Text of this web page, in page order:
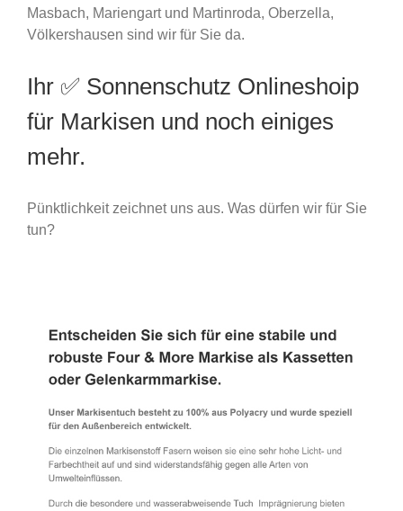
Masbach, Mariengart und Martinroda, Oberzella,
Völkershausen sind wir für Sie da.
Ihr ✅ Sonnenschutz Onlineshoip
für Markisen und noch einiges
mehr.
Pünktlichkeit zeichnet uns aus. Was dürfen wir für Sie
tun?